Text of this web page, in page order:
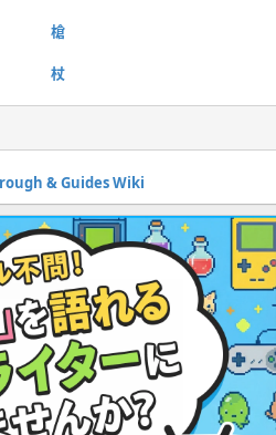
槍
杖
& Guides Wiki